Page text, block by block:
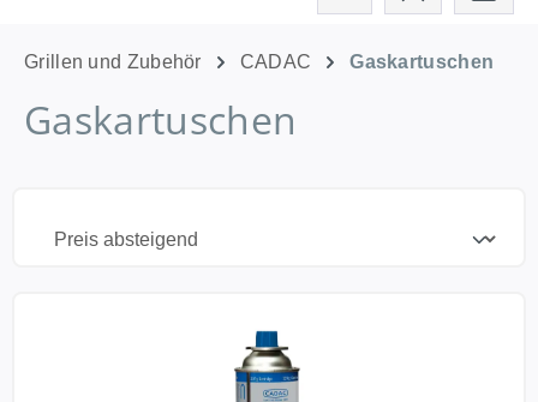
Grillen und Zubehör CADAC Gaskartuschen
Gaskartuschen